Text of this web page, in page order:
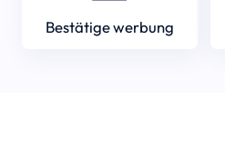
Bestätige werbung